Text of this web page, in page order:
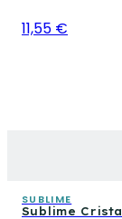
11,55 €
SUBLIME
Sublime